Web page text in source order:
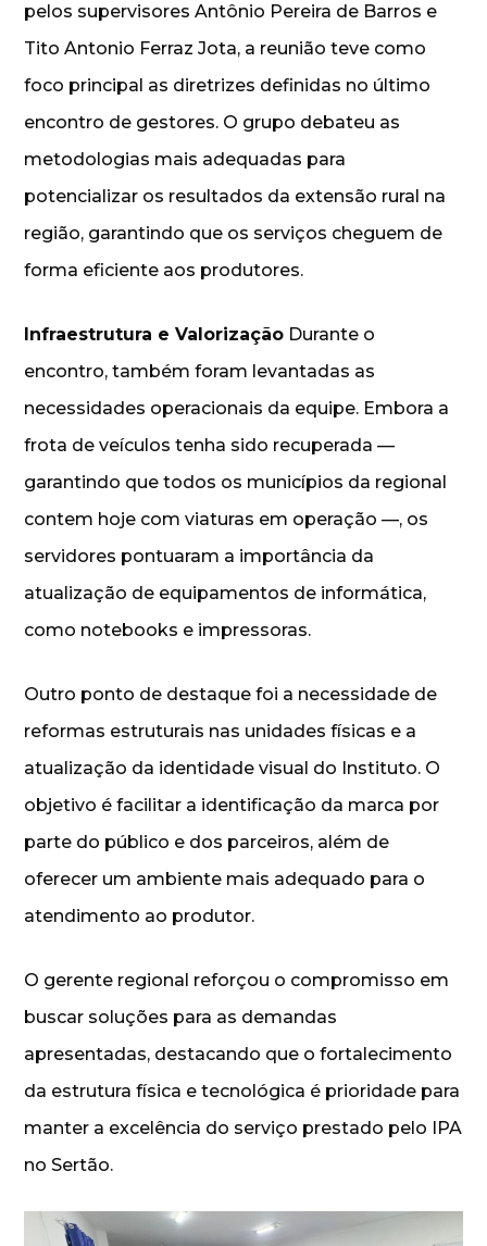
pelos supervisores Antônio Pereira de Barros e
Tito Antonio Ferraz Jota, a reunião teve como
foco principal as diretrizes definidas no último
encontro de gestores. O grupo debateu as
metodologias mais adequadas para
potencializar os resultados da extensão rural na
região, garantindo que os serviços cheguem de
forma eficiente aos produtores.
Infraestrutura e Valorização Durante o
encontro, também foram levantadas as
necessidades operacionais da equipe. Embora a
frota de veículos tenha sido recuperada —
garantindo que todos os municípios da regional
contem hoje com viaturas em operação —, os
servidores pontuaram a importância da
atualização de equipamentos de informática,
como notebooks e impressoras.
Outro ponto de destaque foi a necessidade de
reformas estruturais nas unidades físicas e a
atualização da identidade visual do Instituto. O
objetivo é facilitar a identificação da marca por
parte do público e dos parceiros, além de
oferecer um ambiente mais adequado para o
atendimento ao produtor.
O gerente regional reforçou o compromisso em
buscar soluções para as demandas
apresentadas, destacando que o fortalecimento
da estrutura física e tecnológica é prioridade para
manter a excelência do serviço prestado pelo IPA
no Sertão.